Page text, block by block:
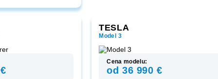
TESLA
Model 3
Cena modelu:
od 36 990 €